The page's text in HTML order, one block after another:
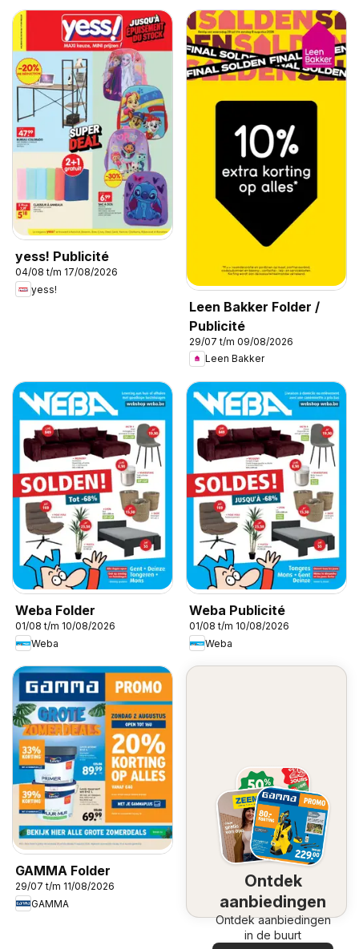
yess! Publicité
04/08 t/m 17/08/2026
yess!
Leen Bakker Folder /
Publicité
29/07 t/m 09/08/2026
Leen Bakker
Weba Folder
01/08 t/m 10/08/2026
Weba
Weba Publicité
01/08 t/m 10/08/2026
Weba
GAMMA Folder
29/07 t/m 11/08/2026
GAMMA
Ontdek
aanbiedingen
Ontdek aanbiedingen
in de buurt